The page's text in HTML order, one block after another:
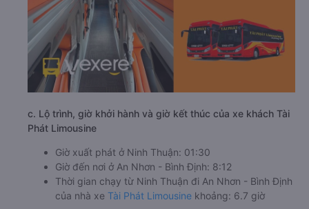
c. Lộ trình, giờ khởi hành và giờ kết thúc của xe khách Tài
Phát Limousine
Giờ xuất phát ở Ninh Thuận: 01:30